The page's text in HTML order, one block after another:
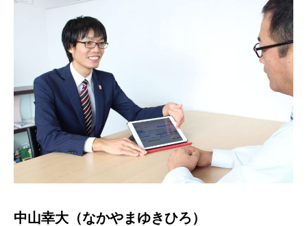
中山幸大（なかやまゆきひろ）